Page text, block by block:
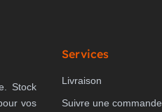
Stock
vos
Services
Livraison
Suivre une commande